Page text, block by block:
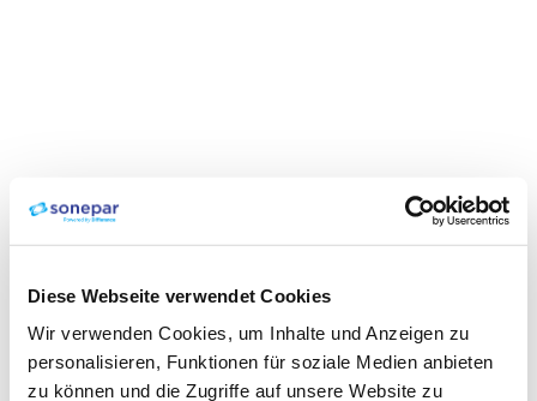
Diese Webseite verwendet Cookies
Wir verwenden Cookies, um Inhalte und Anzeigen zu
personalisieren, Funktionen für soziale Medien anbieten
zu können und die Zugriffe auf unsere Website zu